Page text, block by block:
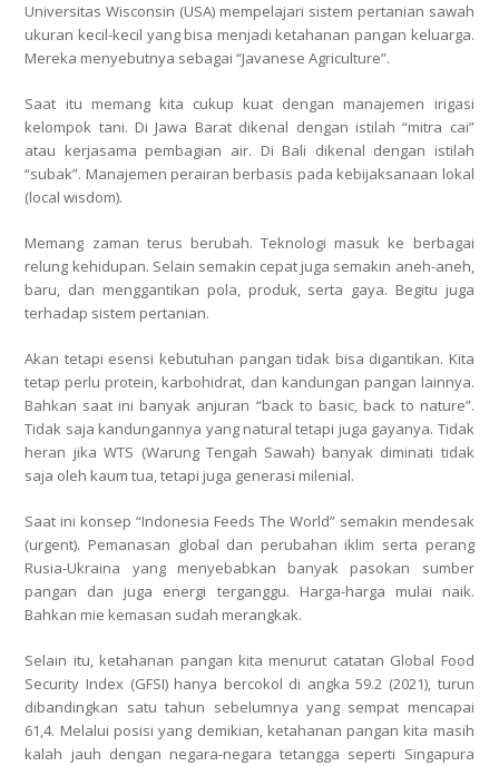
Universitas Wisconsin (USA) mempelajari sistem pertanian sawah
ukuran kecil-kecil yang bisa menjadi ketahanan pangan keluarga.
Mereka menyebutnya sebagai “Javanese Agriculture”.
Saat itu memang kita cukup kuat dengan manajemen irigasi
kelompok tani. Di Jawa Barat dikenal dengan istilah “mitra cai”
atau kerjasama pembagian air. Di Bali dikenal dengan istilah
“subak”. Manajemen perairan berbasis pada kebijaksanaan lokal
(local wisdom).
Memang zaman terus berubah. Teknologi masuk ke berbagai
relung kehidupan. Selain semakin cepat juga semakin aneh-aneh,
baru, dan menggantikan pola, produk, serta gaya. Begitu juga
terhadap sistem pertanian.
Akan tetapi esensi kebutuhan pangan tidak bisa digantikan. Kita
tetap perlu protein, karbohidrat, dan kandungan pangan lainnya.
Bahkan saat ini banyak anjuran “back to basic, back to nature”.
Tidak saja kandungannya yang natural tetapi juga gayanya. Tidak
heran jika WTS (Warung Tengah Sawah) banyak diminati tidak
saja oleh kaum tua, tetapi juga generasi milenial.
Saat ini konsep “Indonesia Feeds The World” semakin mendesak
(urgent). Pemanasan global dan perubahan iklim serta perang
Rusia-Ukraina yang menyebabkan banyak pasokan sumber
pangan dan juga energi terganggu. Harga-harga mulai naik.
Bahkan mie kemasan sudah merangkak.
Selain itu, ketahanan pangan kita menurut catatan Global Food
Security Index (GFSI) hanya bercokol di angka 59.2 (2021), turun
dibandingkan satu tahun sebelumnya yang sempat mencapai
61,4. Melalui posisi yang demikian, ketahanan pangan kita masih
kalah jauh dengan negara-negara tetangga seperti Singapura